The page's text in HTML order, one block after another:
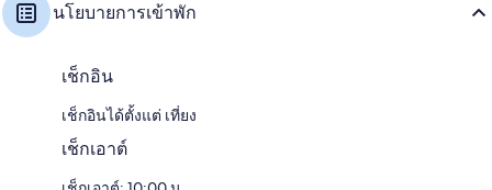
นโยบายการเข้าพัก
เช็กอิน
เช็กอินได้ตั้งแต่ เที่ยง
เช็กเอาต์